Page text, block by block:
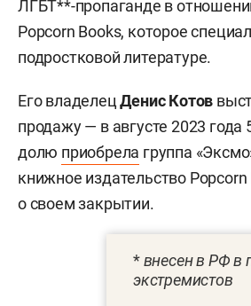
ЛГБТ**-пропаганде в
Popcorn Books, которое
подростковой литературе.
Его владелецДенис Котов
продажу — в августе 2023 года
долю приобрела группа
книжное издательство
о своем закрытии.
*внесен в РФ в
экстремистов